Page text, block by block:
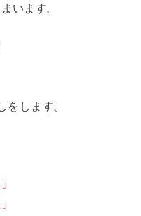
います。
をします。